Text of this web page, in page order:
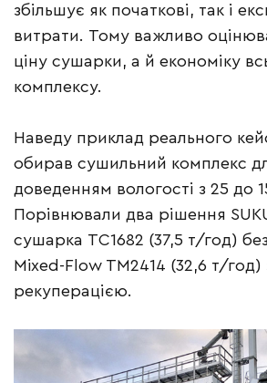
збільшує як початкові, так і
витрати. Тому важливо
ціну сушарки, а й економіку
комплексу.
Наведу приклад реального
обирав сушильний комплекс
доведенням вологості з 25 до
Порівнювали два рішення
сушарка TC1682 (37,5 т/год)
Mixed-Flow TM2414 (32,6 т/год)
рекуперацією.